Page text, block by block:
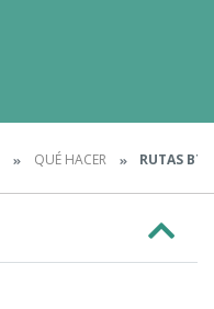
QUÉ HACER RUTAS BTT